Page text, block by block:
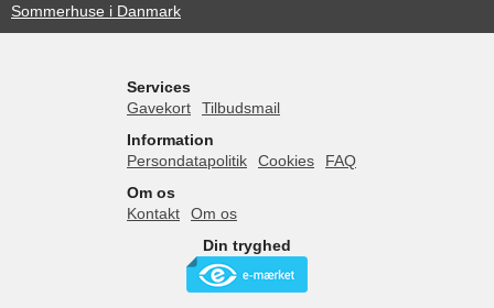
Sommerhuse i Danmark
Services
Gavekort
Tilbudsmail
Information
Persondatapolitik
Cookies
FAQ
Om os
Kontakt
Om os
Din tryghed